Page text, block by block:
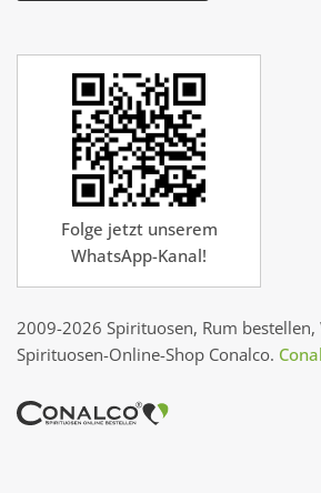
Folge jetzt unserem
WhatsApp-Kanal!
2009-2026 Spirituosen, Rum bestellen,
Spirituosen-Online-Shop Conalco.